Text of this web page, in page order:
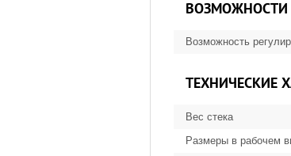
ВОЗМОЖНОСТИ
Возможность
ТЕХНИЧЕСКИЕ
Вес стека
Размеры в рабочем